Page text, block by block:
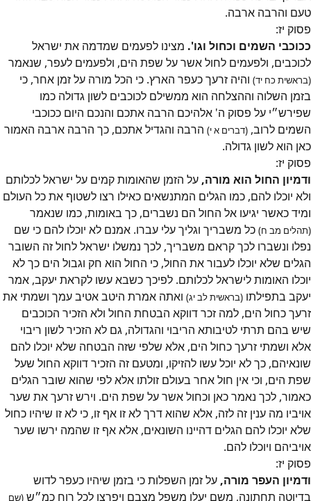
טעם והרבה ארבה.
פסוק יז:
ככוכבי השמים וכחול וגו'. מצינו לפעמים שמדמה את ישראל
לכוכבים, ולפעמים לחול אשר על שפת הים, ולפעמים לעפר, שנאמר
(בראשית כח יד) והיה זרעך כעפר הארץ. כי הכל מורה על זמן אחר, כי
בזמן השלוה וההצלחה הוא ממשילם לכוכבים לשון גדולה כמו
שפירש״י על פסוק ה' אלהיכם הרבה אתכם והנכם היום ככוכבי
השמים לרוב, (דברים א י) הרבה והגדיל אתכם, כך הרבה ארבה האמור
כאן הוא לשון גדולה.
פסוק יז:
ודמיון החול הוא מורה, על הזמן שהאומות קמים על ישראל לכלותם
ולא יוכלו להם, כמו הגלים המתנשאים כאילו רצו לשטוף את כל העולם
ומיד כאשר יגיעו אל החול הם נשברים, כך באומות, כמו שנאמר
(תהלים מב ח) כל משבריך וגליך עלי עברו. אמנם לא יוכלו להם כי שם
נפלו ונשברו לכך קראם משבריך, לכך נמשלו ישראל לחול זה השובר
הגלים שלא יוכלו לעבור את החול, כי החול הוא חק וגבול הים כך לא
יוכלו האומות לישראל לכלותם. לפיכך כשבא עשו לקראת יעקב, אמר
יעקב בתפילתו (בראשית לב יג) ואתה אמרת היטב אטיב עמך ושמתי את
זרעך כחול הים, למה זכר דווקא הבטחת החול ולא הזכיר הכוכבים
שיש בהם תרתי לטיבותא הריבוי והגדולה, גם לא הזכיר לשון ריבוי
אלא ושמתי זרעך כחול הים, אלא שלפי שזה הבטחה שלא יוכלו להם
שונאיהם, כך לא יוכל עשו להזיקו, ומטעם זה הזכיר דווקא החול שעל
שפת הים, וכי אין חול אחר בעולם זולתו אלא לפי שהוא שובר הגלים
כאמור, לכך נאמר כאן וכחול אשר על שפת הים. וירש זרעך את שער
אויביו מה ענין זה לזה, אלא שהוא דרך לא זו אף זו, כי לא זו שיהיו כחול
שלא יוכלו להם הגלים דהיינו השונאים, אלא אף זו שהמה ירשו שער
אויביהם ויוכלו להם.
פסוק יז:
ודמיון העפר מורה, על זמן השפלות כי בזמן שיהיו כעפר לדוש
בדיוטה תחתונה, משם יעלו משפל מצבם ויפרצו לכל רוח כמ״ש (שם